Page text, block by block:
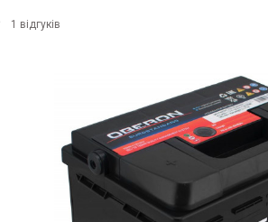
1 відгуків